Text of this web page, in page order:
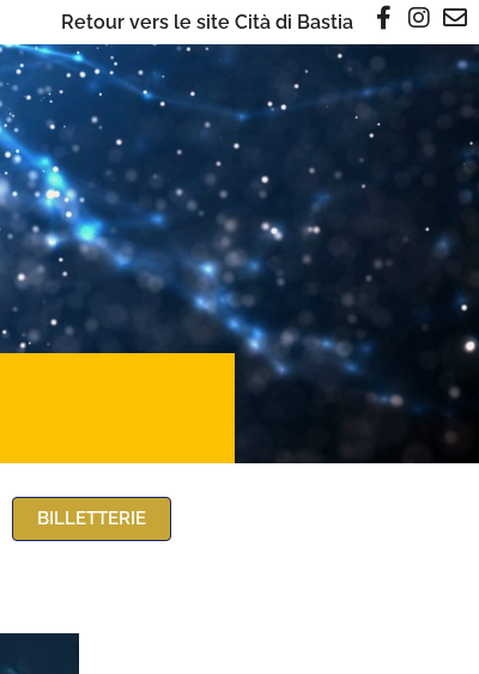
Retour vers le site Cità di Bastia
BILLETTERIE